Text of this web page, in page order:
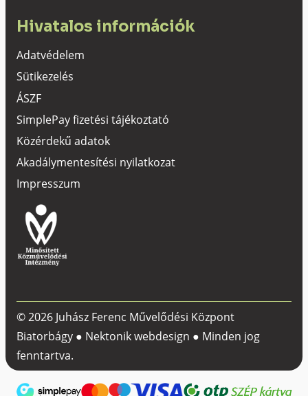
Hivatalos információk
Adatvédelem
Sütikezelés
ÁSZF
SimplePay fizetési tájékoztató
Közérdekű adatok
Akadálymentesítési nyilatkozat
Impresszum
© 2026 Juhász Ferenc Művelődési Központ
Biatorbágy ● Nektonik webdesign ● Minden jog
fenntartva.